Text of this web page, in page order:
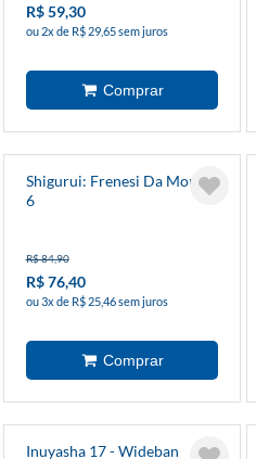
R$ 59,30
ou 2x de R$ 29,65 sem juros
Shigurui: Frenesi Da Morte
6
R$ 84,90
R$ 76,40
ou 3x de R$ 25,46 sem juros
Inuyasha 17 - Wideban